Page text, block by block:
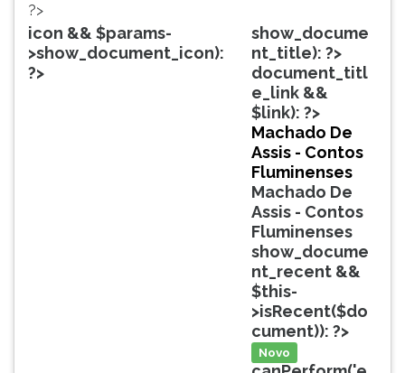
leitor
pausar
?>
icon && $params-
>show_document_icon):
?>
show_docume
nt_title): ?>
document_titl
e_link &&
$link): ?>
Machado De
Assis - Contos
Fluminenses
Machado De
Assis - Contos
Fluminenses
show_docume
nt_recent &&
$this-
>isRecent($do
cument)): ?>
Novo